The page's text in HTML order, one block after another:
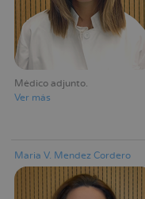
Médico adjunto
Ver más
Maria V. Mendez Cordero